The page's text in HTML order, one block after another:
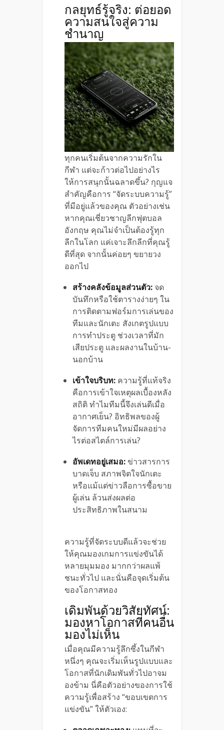
กลยุทธ์รู้จริง: ต่อยอด
ความสนใจสู่ความ
ชำนาญ
ทุกคนเริ่มต้นจากความรักใน
กีฬา แต่จะก้าวต่อไปอย่างไร
ให้การสนุกนั้นฉลาดขึ้น? กุญแจ
สำคัญคือการ “จัดระบบความรู้”
ที่มีอยู่แล้วของคุณ ตัวอย่างเช่น
หากคุณเชี่ยวชาญลีกฟุตบอล
อังกฤษ คุณไม่จำเป็นต้องรู้ทุก
ลีกในโลก แค่เจาะลึกลีกที่คุณรู้
ดีที่สุด จากนั้นค่อยๆ ขยายวง
ออกไป
สร้างคลังข้อมูลส่วนตัว: จด
บันทึกหรือใช้ตารางง่ายๆ ใน
การติดตามฟอร์มการเล่นของ
ทีมและนักเตะ สังเกตรูปแบบ
การทำประตู ช่วงเวลาที่มัก
เสียประตู และผลงานในบ้าน-
นอกบ้าน
เข้าใจบริบท: ความรู้ที่แท้จริง
คือการเข้าใจเหตุผลเบื้องหลัง
สถิติ ทำไมทีมนี้จึงเล่นดีเมื่อ
อากาศเย็น? อิทธิพลของผู้
จัดการทีมคนใหม่มีผลอย่าง
ไรต่อสไตล์การเล่น?
อัพเดทอยู่เสมอ:ข่าวสารการ
บาดเจ็บ สภาพจิตใจนักเตะ
หรือแม้แต่ข่าวลือการซื้อขาย
ผู้เล่น ล้วนส่งผลต่อ
ประสิทธิภาพในสนาม
ความรู้ที่จัดระบบดีแล้วจะช่วย
ให้คุณมองเกมการแข่งขันได้
หลายมุมมอง มากกว่าผลแพ้
ชนะทั่วไป และนั่นคือจุดเริ่มต้น
ของโอกาสทอง
เดิมพันด้วยวิสัยทัศน์:
มองหาโอกาสที่คนอื่น
มองไม่เห็น
เมื่อคุณมีความรู้ลึกซึ้งในกีฬา
หนึ่งๆ คุณจะเริ่มเห็นรูปแบบและ
โอกาสที่นักเดิมพันทั่วไปอาจม
องข้าม นี่คือตัวอย่างของการใช้
ความรู้เพื่อสร้าง “ขอบเขตการ
แข่งขัน” ให้ตัวเอง: